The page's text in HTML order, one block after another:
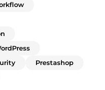
Prestashop